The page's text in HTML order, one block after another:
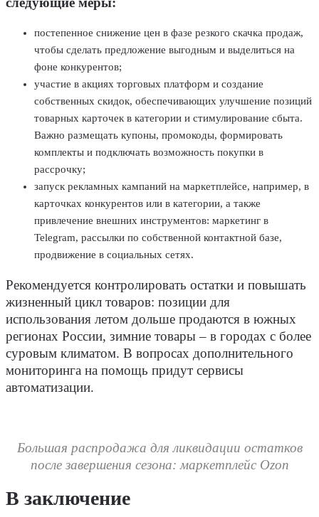
постепенное снижение цен в фазе резкого скачка продаж,
чтобы сделать предложение выгодным и выделиться на
фоне конкурентов;
участие в акциях торговых платформ и создание
собственных скидок, обеспечивающих улучшение позиций
товарных карточек в категории и стимулирование сбыта.
Важно размещать купоны, промокоды, формировать
комплекты и подключать возможность покупки в
рассрочку;
запуск рекламных кампаний на маркетплейсе, например, в
карточках конкурентов или в категории, а также
привлечение внешних инструментов: маркетинг в
Telegram, рассылки по собственной контактной базе,
продвижение в социальных сетях.
Рекомендуется контролировать остатки и повышать
жизненный цикл товаров: позиции для
использования летом дольше продаются в южных
регионах России, зимние товары – в городах с более
суровым климатом. В вопросах дополнительного
мониторинга на помощь придут сервисы
автоматизации.
Большая распродажа для ликвидации остатков
после завершения сезона: маркетплейс Ozon
В заключение